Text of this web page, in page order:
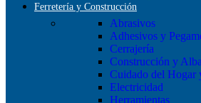
Ferretería y Construcción
Abrasivos
Adhesivos y
Cerrajería
Construcción y
Cuidado del Hogar
Electricidad
Herramientas